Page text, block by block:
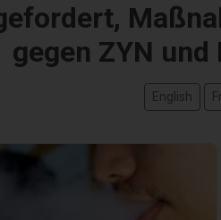
gegen ZYN und
English